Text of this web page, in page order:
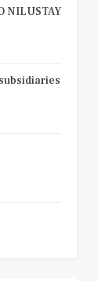
NILUSTAY